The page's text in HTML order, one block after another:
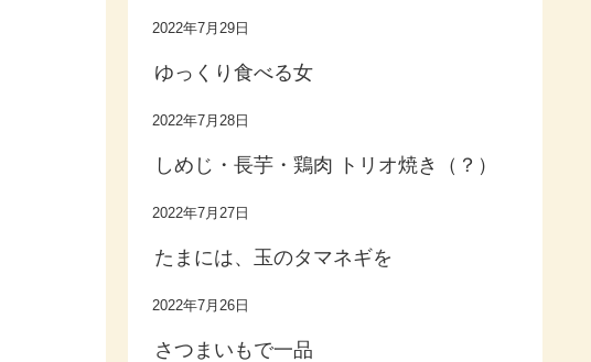
2022年7月29日
ゆっくり食べる女
2022年7月28日
しめじ・長芋・鶏肉 トリオ焼き（？）
2022年7月27日
たまには、玉のタマネギを
2022年7月26日
さつまいもで一品